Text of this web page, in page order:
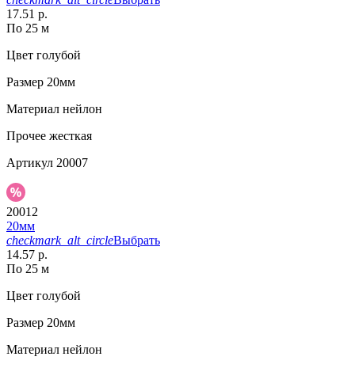
17.51 р.
По 25 м
Цвет голубой
Размер 20мм
Материал нейлон
Прочее жесткая
Артикул 20007
20012
20мм
checkmark_alt_circleВыбрать
14.57 р.
По 25 м
Цвет голубой
Размер 20мм
Материал нейлон